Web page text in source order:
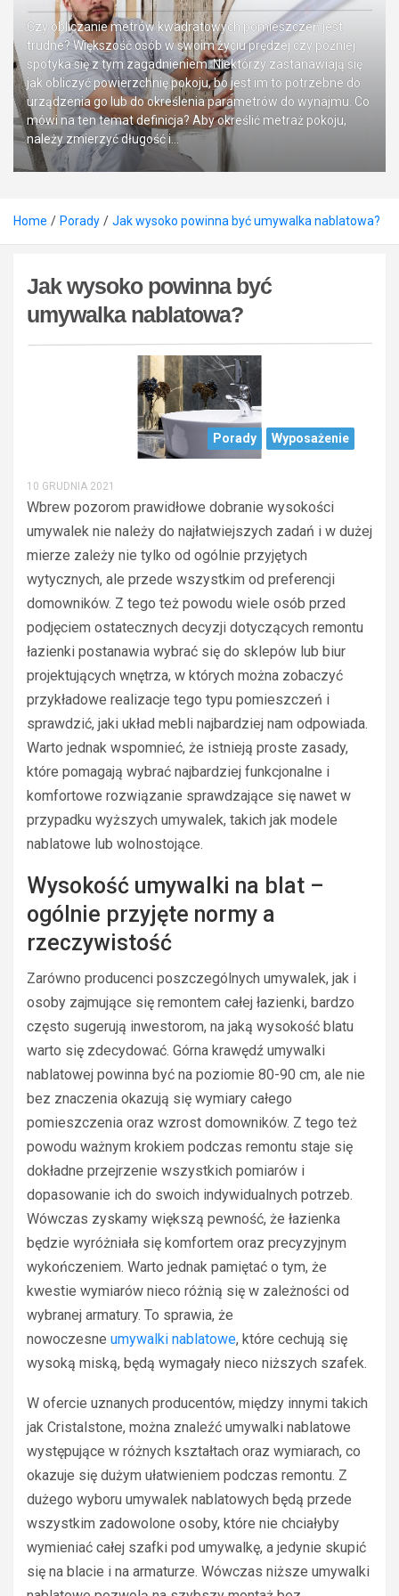
Czy obliczanie metrów kwadratowych pomieszczeń jest
trudne? Większość osób w swoim życiu prędzej czy później
spotyka się z tym zagadnieniem. Niektórzy zastanawiają się
jak obliczyć powierzchnię pokoju, bo jest im to potrzebne do
urządzenia go lub do określenia parametrów do wynajmu. Co
mówi na ten temat definicja? Aby określić metraż pokoju,
należy zmierzyć długość i…
Home Porady Jak wysoko powinna być umywalka nablatowa?
Jak wysoko powinna być
umywalka nablatowa?
Porady Wyposażenie
10 GRUDNIA 2021
Wbrew pozorom prawidłowe dobranie wysokości
umywalek nie należy do najłatwiejszych zadań i w dużej
mierze zależy nie tylko od ogólnie przyjętych
wytycznych, ale przede wszystkim od preferencji
domowników. Z tego też powodu wiele osób przed
podjęciem ostatecznych decyzji dotyczących remontu
łazienki postanawia wybrać się do sklepów lub biur
projektujących wnętrza, w których można zobaczyć
przykładowe realizacje tego typu pomieszczeń i
sprawdzić, jaki układ mebli najbardziej nam odpowiada.
Warto jednak wspomnieć, że istnieją proste zasady,
które pomagają wybrać najbardziej funkcjonalne i
komfortowe rozwiązanie sprawdzające się nawet w
przypadku wyższych umywalek, takich jak modele
nablatowe lub wolnostojące.
Wysokość umywalki na blat –
ogólnie przyjęte normy a
rzeczywistość
Zarówno producenci poszczególnych umywalek, jak i
osoby zajmujące się remontem całej łazienki, bardzo
często sugerują inwestorom, na jaką wysokość blatu
warto się zdecydować. Górna krawędź umywalki
nablatowej powinna być na poziomie 80-90 cm, ale nie
bez znaczenia okazują się wymiary całego
pomieszczenia oraz wzrost domowników. Z tego też
powodu ważnym krokiem podczas remontu staje się
dokładne przejrzenie wszystkich pomiarów i
dopasowanie ich do swoich indywidualnych potrzeb.
Wówczas zyskamy większą pewność, że łazienka
będzie wyróżniała się komfortem oraz precyzyjnym
wykończeniem. Warto jednak pamiętać o tym, że
kwestie wymiarów nieco różnią się w zależności od
wybranej armatury. To sprawia, że
nowoczesne umywalki nablatowe, które cechują się
wysoką miską, będą wymagały nieco niższych szafek.
W ofercie uznanych producentów, między innymi takich
jak Cristalstone, można znaleźć umywalki nablatowe
występujące w różnych kształtach oraz wymiarach, co
okazuje się dużym ułatwieniem podczas remontu. Z
dużego wyboru umywalek nablatowych będą przede
wszystkim zadowolone osoby, które nie chciałyby
wymieniać całej szafki pod umywalkę, a jedynie skupić
się na blacie i na armaturze. Wówczas niższe umywalki